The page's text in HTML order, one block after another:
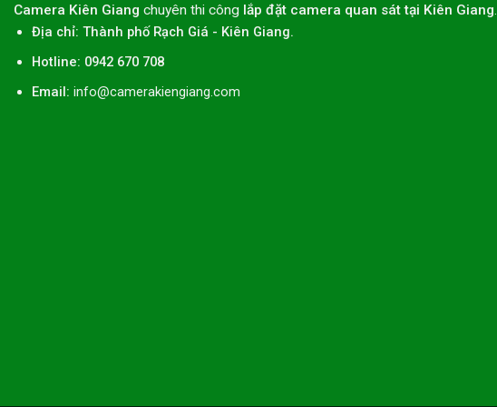
Camera Kiên Giang chuyên thi công lắp đặt camera quan sát tại Kiên Giang.
Địa chỉ: Thành phố Rạch Giá - Kiên Giang.
Hotline: 0942 670 708
Email: info@camerakiengiang.com